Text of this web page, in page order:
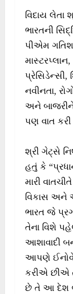
વિદાય લેતા
ભારતની
પીએમ
માસ્ટરપ્લાન,
પ્રેસિડેન્સી,
નવીનતા,
અને બાજરીને
પણ વાત કરી
શ્રી ગેટ્સે
હતું કે
મારી
વિકાસ અને
ભારત જે
તેના વિશે
આશાવાદી
આપણે
કરીએ છીએ
છે તે આ દેશ